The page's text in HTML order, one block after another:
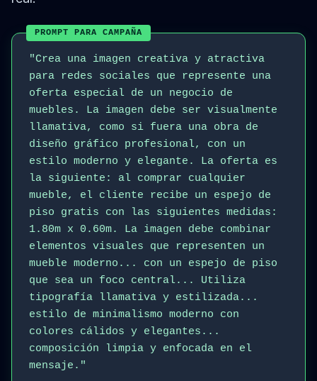
PROMPT PARA CAMPAÑA
"Crea una imagen creativa y atractiva
para redes sociales que represente una
oferta especial de un negocio de
muebles. La imagen debe ser visualmente
llamativa, como si fuera una obra de
diseño gráfico profesional, con un
estilo moderno y elegante. La oferta es
la siguiente: al comprar cualquier
mueble, el cliente recibe un espejo de
piso gratis con las siguientes medidas:
1.80m x 0.60m. La imagen debe combinar
elementos visuales que representen un
mueble moderno... con un espejo de piso
que sea un foco central... Utiliza
tipografía llamativa y estilizada...
estilo de minimalismo moderno con
colores cálidos y elegantes...
composición limpia y enfocada en el
mensaje."